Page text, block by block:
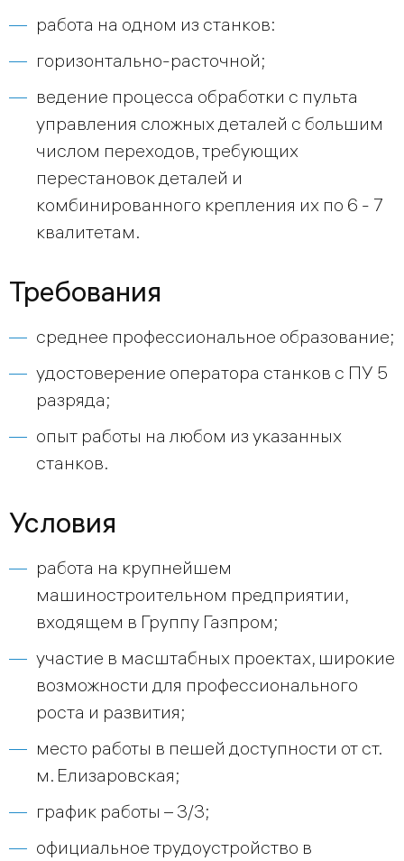
работа на одном из станков:
горизонтально-расточной;
ведение процесса обработки с пульта
управления сложных деталей с большим
числом переходов, требующих
перестановок деталей и
комбинированного крепления их по 6 - 7
квалитетам.
Требования
среднее профессиональное образование;
удостоверение оператора станков с ПУ 5
разряда;
опыт работы на любом из указанных
станков.
Условия
работа на крупнейшем
машиностроительном предприятии,
входящем в Группу Газпром;
участие в масштабных проектах, широкие
возможности для профессионального
роста и развития;
место работы в пешей доступности от ст.
м. Елизаровская;
график работы – 3/3;
официальное трудоустройство в